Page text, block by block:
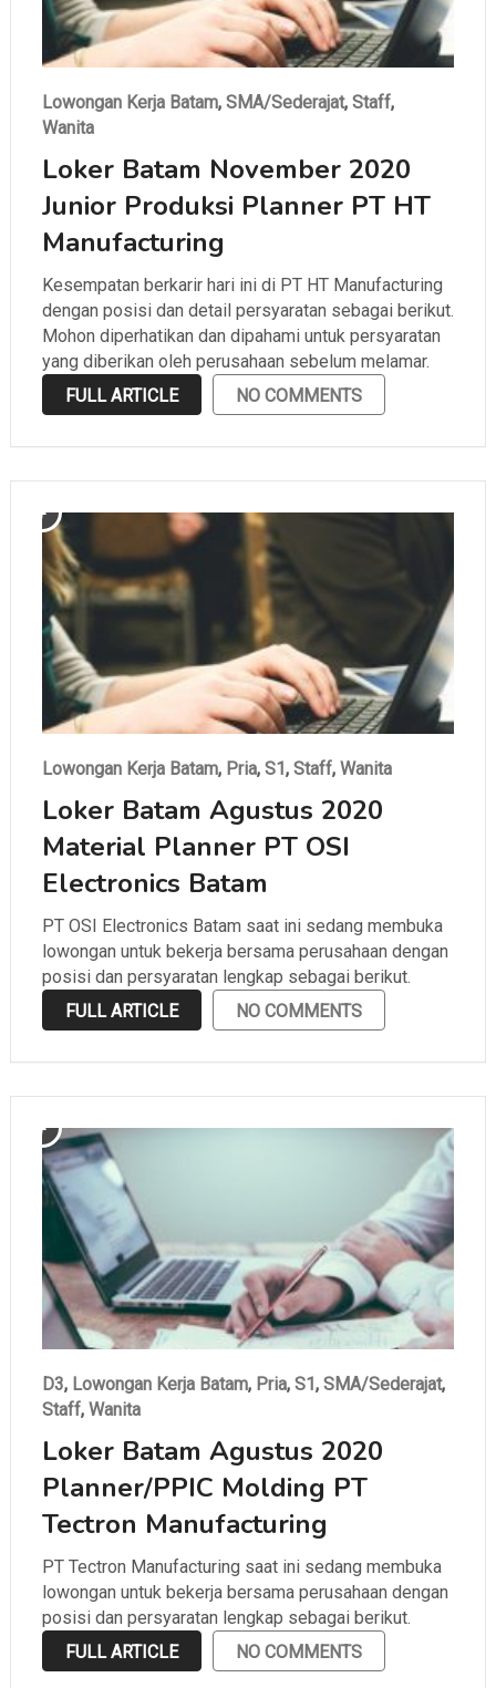
Lowongan Kerja Batam, SMA/Sederajat, Staff,
Wanita
Loker Batam November 2020
Junior Produksi Planner PT HT
Manufacturing
Kesempatan berkarir hari ini di PT HT Manufacturing
dengan posisi dan detail persyaratan sebagai berikut.
Mohon diperhatikan dan dipahami untuk persyaratan
yang diberikan oleh perusahaan sebelum melamar.
FULL ARTICLE
NO COMMENTS
Lowongan Kerja Batam, Pria, S1, Staff, Wanita
Loker Batam Agustus 2020
Material Planner PT OSI
Electronics Batam
PT OSI Electronics Batam saat ini sedang membuka
lowongan untuk bekerja bersama perusahaan dengan
posisi dan persyaratan lengkap sebagai berikut.
FULL ARTICLE
NO COMMENTS
D3, Lowongan Kerja Batam, Pria, S1, SMA/Sederajat,
Staff, Wanita
Loker Batam Agustus 2020
Planner/PPIC Molding PT
Tectron Manufacturing
PT Tectron Manufacturing saat ini sedang membuka
lowongan untuk bekerja bersama perusahaan dengan
posisi dan persyaratan lengkap sebagai berikut.
FULL ARTICLE
NO COMMENTS